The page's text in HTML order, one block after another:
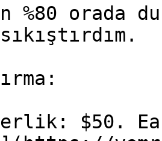
%80 orada
$50.